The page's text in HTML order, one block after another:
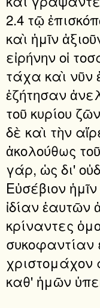
2.4 τῷ
καὶ ἡμῖν
εἰρήνην οἱ
τάχα καὶ νῦν
ἐζήτησαν
τοῦ κυρίου
δὲ καὶ τὴν
ἀκολούθως
γάρ, ὡς δι'
Εὐσέβιον
ἰδίαν ἑαυτῶν
κρίναντες
συκοφαντίαν
χριστομάχον
καθ' ἡμῶν